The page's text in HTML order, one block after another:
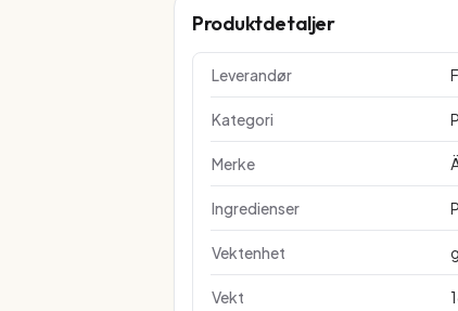
Produktdetaljer
Leverandør
Kategori
Merke
Ingredienser
Vektenhet g
Vekt